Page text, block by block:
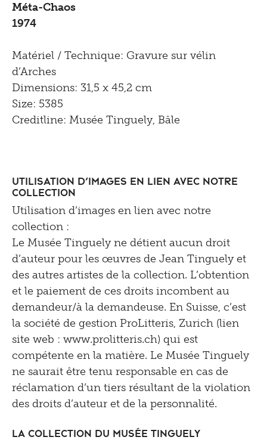
Méta-Chaos
1974
Matériel / Technique: Gravure sur vélin
d’Arches
Dimensions: 31,5 x 45,2 cm
Size: 5385
Creditline: Musée Tinguely, Bâle
Utilisation d’images en lien avec notre
collection
Utilisation d’images en lien avec notre
collection :
Le Musée Tinguely ne détient aucun droit
d’auteur pour les œuvres de Jean Tinguely et
des autres artistes de la collection. L’obtention
et le paiement de ces droits incombent au
demandeur/à la demandeuse. En Suisse, c’est
la société de gestion ProLitteris, Zurich (lien
site web : www.prolitteris.ch) qui est
compétente en la matière. Le Musée Tinguely
ne saurait être tenu responsable en cas de
réclamation d’un tiers résultant de la violation
des droits d’auteur et de la personnalité.
La collection du Musée Tinguely